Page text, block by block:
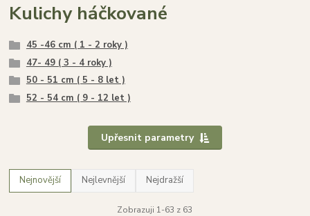
Kulichy háčkované
45 -46 cm ( 1 - 2 roky )
47- 49 ( 3 - 4 roky )
50 - 51 cm ( 5 - 8 let )
52 - 54 cm ( 9 - 12 let )
Upřesnit parametry
Nejnovější Nejlevnější Nejdražší
Zobrazuji 1-63 z 63